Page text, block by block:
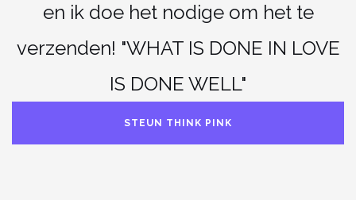
en ik doe het nodige om het te
verzenden! "WHAT IS DONE IN LOVE
IS DONE WELL"
STEUN THINK PINK